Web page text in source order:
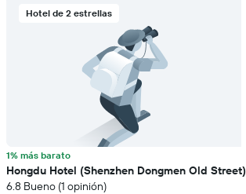
Hotel de 2 estrellas
1% más barato
Hongdu Hotel (Shenzhen Dongmen Old Street)
6.8 Bueno (1 opinión)